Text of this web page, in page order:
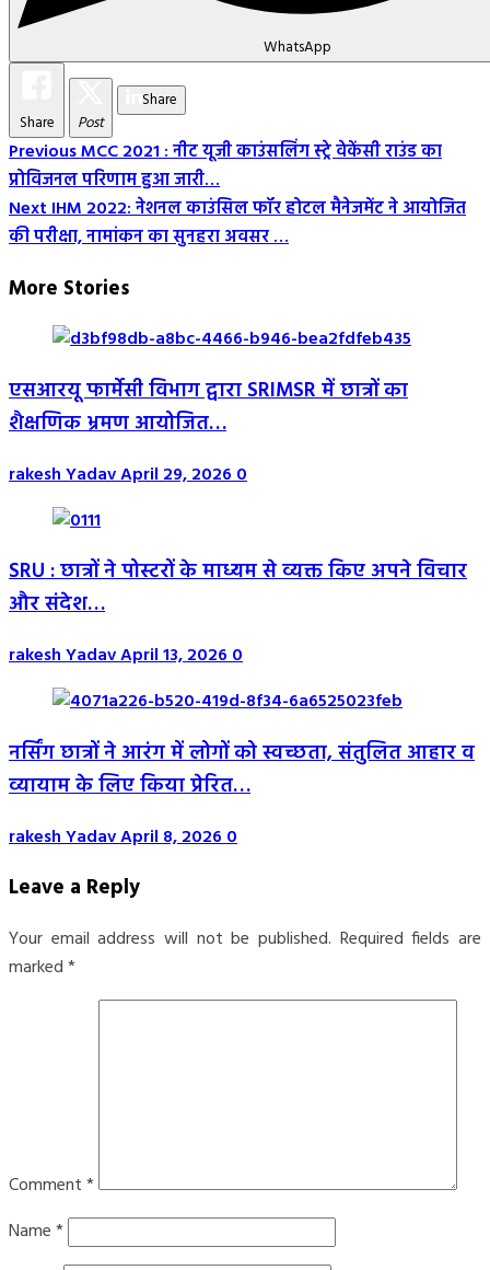
WhatsApp
Share Post
Share
Post
Navigation
PreviousMCC 2021 : नीट यूजी काउंसलिंग स्ट्रे वेकेंसी राउंड का
प्रोविजनल परिणाम हुआ जारी…
NextIHM 2022: नेशनल काउंसिल फॉर होटल मैनेजमेंट ने आयोजित
की परीक्षा, नामांकन का सुनहरा अवसर …
More Stories
एसआरयू फार्मेसी विभाग द्वारा SRIMSR में छात्रों का
शैक्षणिक भ्रमण आयोजित…
rakesh YadavApril 29, 20260
SRU : छात्रों ने पोस्टरों के माध्यम से व्यक्त किए अपने विचार
और संदेश…
rakesh YadavApril 13, 20260
नर्सिंग छात्रों ने आरंग में लोगों को स्वच्छता, संतुलित आहार व
व्यायाम के लिए किया प्रेरित…
rakesh YadavApril 8, 20260
Leave a Reply
Your email address will not be published. Required fields are
marked*
Comment*
Name*